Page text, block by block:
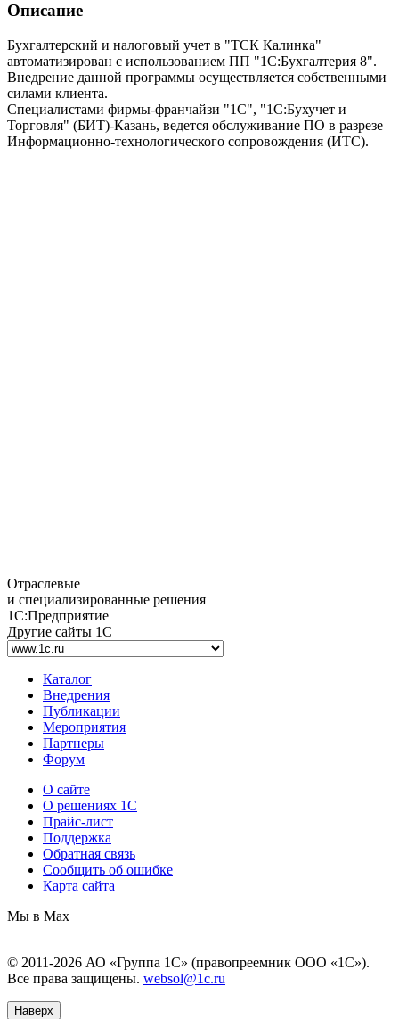
Описание
Бухгалтерский и налоговый учет в "ТСК Калинка"
автоматизирован с использованием ПП "1С:Бухгалтерия 8".
Внедрение данной программы осуществляется собственными
силами клиента.
Специалистами фирмы-франчайзи "1С", "1С:Бухучет и
Торговля" (БИТ)-Казань, ведется обслуживание ПО в разрезе
Информационно-технологического сопровождения (ИТС).
Отраслевые
и специализированные решения
1С:Предприятие
Другие сайты 1С
Каталог
Внедрения
Публикации
Мероприятия
Партнеры
Форум
О сайте
О решениях 1С
Прайс-лист
Поддержка
Обратная связь
Сообщить об ошибке
Карта сайта
Мы в Max
© 2011-2026 АО «Группа 1С» (правопреемник ООО «1С»).
Все права защищены. websol@1c.ru
Наверх